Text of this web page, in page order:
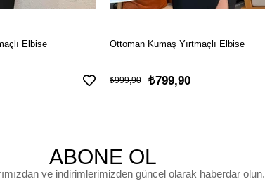
Elbise Ottoman Kumaş Yırtmaçlı Elbise
₺799,90
₺999,90
ABONE OL
ve indirimlerimizden güncel olarak haberdar olun.